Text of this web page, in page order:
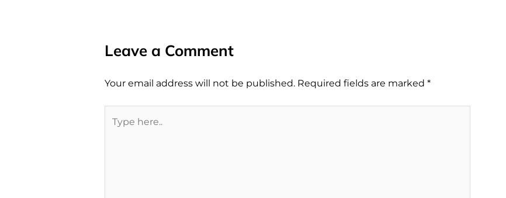
Leave a Comment
Your email address will not be published. Required fields are marked *
here..